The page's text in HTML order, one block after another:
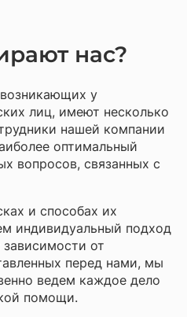
нас?
у
лиц, имеют несколько
нашей компании
оптимальный
вопросов, связанных с
и способах их
индивидуальный подход
от
перед нами, мы
ведем каждое дело
помощи.